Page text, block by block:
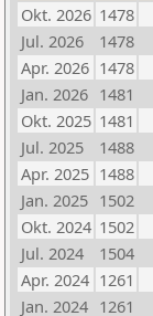
Okt. 2026 1478
Jul. 2026
1478
Apr. 2026 1478
Jan. 2026 1481
Okt. 2025 1481
Jul. 2025
1488
Apr. 2025 1488
Jan. 2025 1502
Okt. 2024 1502
Jul. 2024
1504
Apr. 2024 1261
Jan. 2024 1261